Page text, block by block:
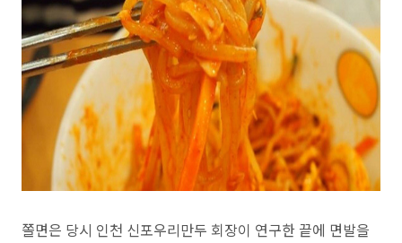
쫄면은 당시 인천 신포우리만두 회장이 연구한 끝에 면발을